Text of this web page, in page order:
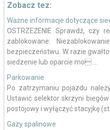
Zobacz tez:
Ważne informacje dotyczące
OSTRZEŻENIE Sprawdź, czy
zablokowane:
bezpieczeństwu. W razie
siedzenie lub oparcie mo ...
Parkowanie
Po zatrzymaniu pojazdu
Ustawić selektor skrzyni
postojowy i wyłączyć stacyjkę
Gazy spalinowe